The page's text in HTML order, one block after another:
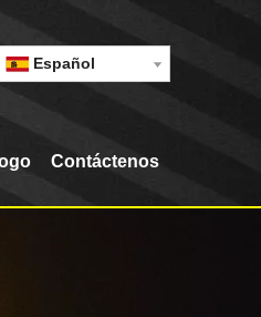
Español
Contáctenos